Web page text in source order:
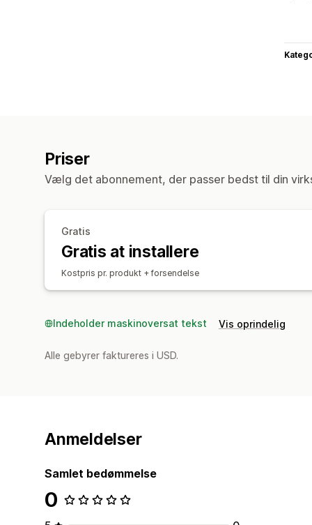
Priser
Vælg det abonnement, der passer bedst til din
Gratis
Gratis at installere
Kostpris pr. produkt + forsendelse
Indeholder maskinoversat tekst Vis oprindelig
Alle gebyrer faktureres i USD.
Anmeldelser
Samlet bedømmelse
0